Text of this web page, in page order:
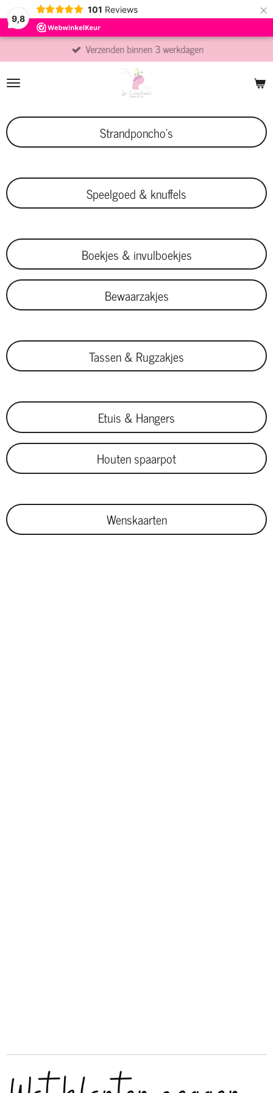
9,8
101 Reviews ×
Verzenden binnen 3 werkdagen
Strandponcho's
Speelgoed & knuffels
Boekjes & invulboekjes
Bewaarzakjes
Tassen & Rugzakjes
Etuis & Hangers
Houten spaarpot
Wenskaarten